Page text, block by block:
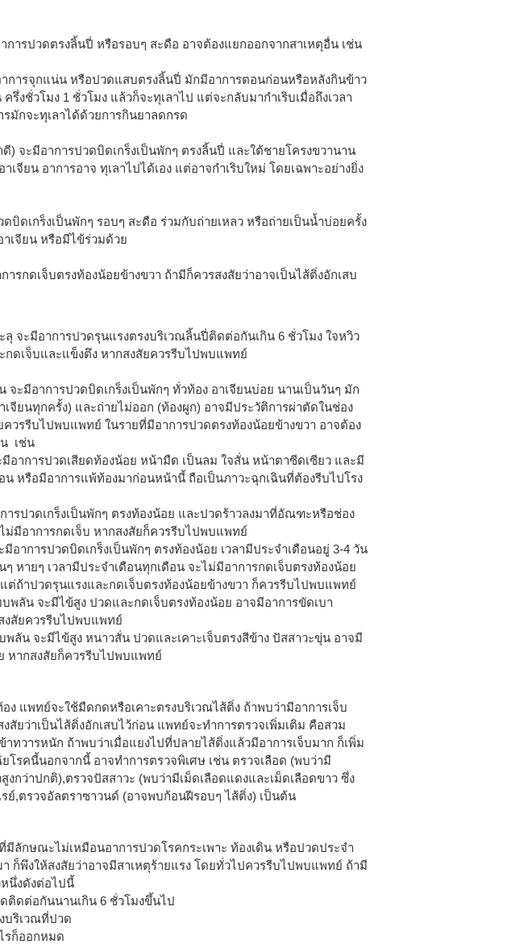
การปวดตรงลิ้นปี่ หรือรอบๆ สะดือ อาจต้องแยกออกจากสาเหตุอื่น เช่น
าการจุกแน่น หรือปวดแสบตรงลิ้นปี่ มักมีอาการตอนก่อนหรือหลังกินข้าว
รึ่งชั่วโมง 1 ชั่วโมง แล้วก็จะทุเลาไป แต่จะกลับมากำเริบเมื่อถึงเวลา
มักจะทุเลาได้ด้วยการกินยาลดกรด
) จะมีอาการปวดบิดเกร็งเป็นพักๆ ตรงลิ้นปี่ และใต้ชายโครงขวานาน
เจียน อาการอาจ ทุเลาไปได้เอง แต่อาจกำเริบใหม่ โดยเฉพาะอย่างยิ่ง
ดบิดเกร็งเป็นพักๆ รอบๆ สะดือ ร่วมกับถ่ายเหลว หรือถ่ายเป็นน้ำบ่อยครั้ง
เจียน หรือมีไข้ร่วมด้วย
ารกดเจ็บตรงท้องน้อยข้างขวา ถ้ามีก็ควรสงสัยว่าอาจเป็นไส้ติ่งอักเสบ
ลุ จะมีอาการปวดรุนแรงตรงบริเวณลิ้นปี่ติดต่อกันเกิน 6 ชั่วโมง ใจหวิว
กดเจ็บและแข็งตึง หากสงสัยควรรีบไปพบแพทย์
จะมีอาการปวดบิดเกร็งเป็นพักๆ ทั่วท้อง อาเจียนบ่อย นานเป็นวันๆ มัก
เจียนทุกครั้ง) และถ่ายไม่ออก (ท้องผูก) อาจมีประวัติการผ่าตัดในช่อง
วรรีบไปพบแพทย์ ในรายที่มีอาการปวดตรงท้องน้อยข้างขวา อาจต้อง
เช่น
อาการปวดเสียดท้องน้อย หน้ามืด เป็นลม ใจสั่น หน้าตาซีดเซียว และมี
น หรือมีอาการแพ้ท้องมาก่อนหน้านี้ ถือเป็นภาวะฉุกเฉินที่ต้องรีบไปโรง
ารปวดเกร็งเป็นพักๆ ตรงท้องน้อย และปวดร้าวลงมาที่อัณฑะหรือช่อง
ม่มีอาการกดเจ็บ หากสงสัยก็ควรรีบไปพบแพทย์
อาการปวดบิดเกร็งเป็นพักๆ ตรงท้องน้อย เวลามีประจำเดือนอยู่ 3-4 วัน
ๆ หายๆ เวลามีประจำเดือนทุกเดือน จะไม่มีอาการกดเจ็บตรงท้องน้อย
ต่ถ้าปวดรุนแรงและกดเจ็บตรงท้องน้อยข้างขวา ก็ควรรีบไปพบแพทย์
พลัน จะมีไข้สูง ปวดและกดเจ็บตรงท้องน้อย อาจมีอาการขัดเบา
งสัยควรรีบไปพบแพทย์
พลัน จะมีไข้สูง หนาวสั่น ปวดและเคาะเจ็บตรงสีข้าง ปัสสาวะขุ่น อาจมี
หากสงสัยก็ควรรีบไปพบแพทย์
ง แพทย์จะใช้มืดกดหรือเคาะตรงบริเวณไส้ติ่ง ถ้าพบว่ามีอาการเจ็บ
สัยว่าเป็นไส้ติ่งอักเสบไว้ก่อน แพทย์จะทำการตรวจเพิ่มเติม คือสวม
าทวารหนัก ถ้าพบว่าเมื่อแยงไปที่ปลายไส้ติ่งแล้วมีอาการเจ็บมาก ก็เพิ่ม
โรคนี้นอกจากนี้ อาจทำการตรวจพิเศษ เช่น ตรวจเลือด (พบว่ามี
งกว่าปกติ),ตรวจปัสสาวะ (พบว่ามีเม็ดเลือดแดงและเม็ดเลือดขาว ซึ่ง
ย์,ตรวจอัลตราซาวนด์ (อาจพบก้อนฝีรอบๆ ไส้ติ่ง) เป็นต้น
มีลักษณะไม่เหมือนอาการปวดโรคกระเพาะ ท้องเดิน หรือปวดประจำ
า ก็พึงให้สงสัยว่าอาจมีสาเหตุร้ายแรง โดยทั่วไปควรรีบไปพบแพทย์ ถ้ามี
นึ่งดังต่อไปนี้
ติดต่อกันนานเกิน 6 ชั่วโมงขึ้นไป
บริเวณที่ปวด
รก็ออกหมด